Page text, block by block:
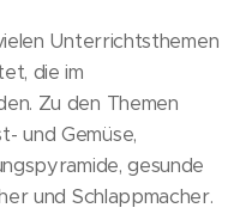
Unterrichtsthemen
die im
Zu den Themen
und Gemüse,
gesunde
und Schlappmacher.